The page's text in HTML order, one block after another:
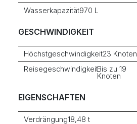
Wasserkapazität970 L
GESCHWINDIGKEIT
Höchstgeschwindigkeit23 Knoten
ReisegeschwindigkeitBis zu 19
Knoten
EIGENSCHAFTEN
Verdrängung18,48 t